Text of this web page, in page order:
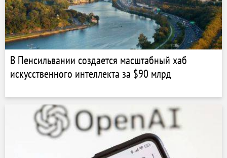
В Пенсильвании создается масштабный хаб
искусственного интеллекта за $90 млрд